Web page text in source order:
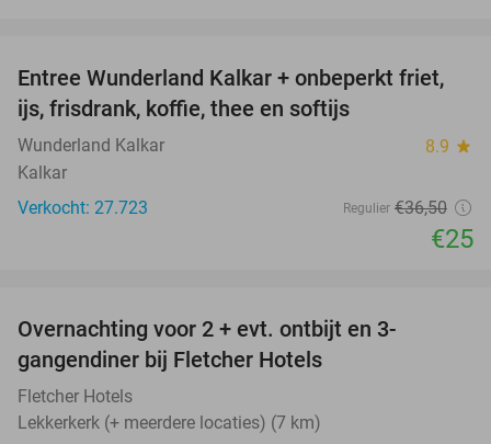
32%
Entree Wunderland Kalkar + onbeperkt friet,
ijs, frisdrank, koffie, thee en softijs
Wunderland Kalkar 8.9 star
Kalkar
Verkocht: 27.723
Regulier €36,50
€25
Overnachting voor 2 + evt. ontbijt en 3-
gangendiner bij Fletcher Hotels
Fletcher Hotels
Lekkerkerk (+ meerdere locaties) (7 km)